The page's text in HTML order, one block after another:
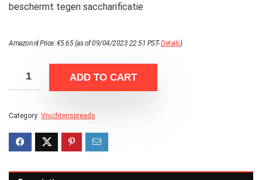
beschermt tegen saccharificatie
Amazon.nl Price:€5.65(as of 09/04/2023 22:51 PST-Details)
ADD TO CART
Category: Vruchtenspreads